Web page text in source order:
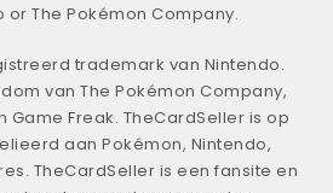
The Pokémon Company.
trademark van Nintendo.
van The Pokémon Company,
Game Freak. TheCardSeller is op
aan Pokémon, Nintendo,
TheCardSeller is een fansite en